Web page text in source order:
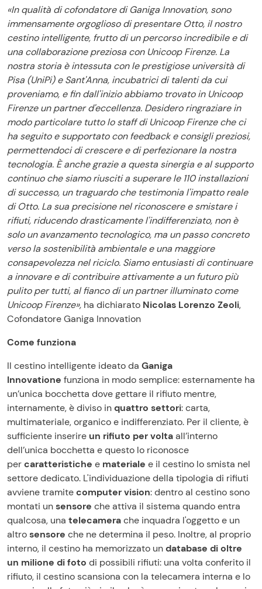
«In qualità di cofondatore di Ganiga Innovation, sono
immensamente orgoglioso di presentare Otto, il nostro
cestino intelligente, frutto di un percorso incredibile e di
una collaborazione preziosa con Unicoop Firenze. La
nostra storia è intessuta con le prestigiose università di
Pisa (UniPi) e Sant'Anna, incubatrici di talenti da cui
proveniamo, e fin dall'inizio abbiamo trovato in Unicoop
Firenze un partner d'eccellenza. Desidero ringraziare in
modo particolare tutto lo staff di Unicoop Firenze che ci
ha seguito e supportato con feedback e consigli preziosi,
permettendoci di crescere e di perfezionare la nostra
tecnologia. È anche grazie a questa sinergia e al supporto
continuo che siamo riusciti a superare le 110 installazioni
di successo, un traguardo che testimonia l'impatto reale
di Otto. La sua precisione nel riconoscere e smistare i
rifiuti, riducendo drasticamente l'indifferenziato, non è
solo un avanzamento tecnologico, ma un passo concreto
verso la sostenibilità ambientale e una maggiore
consapevolezza nel riciclo. Siamo entusiasti di continuare
a innovare e di contribuire attivamente a un futuro più
pulito per tutti, al fianco di un partner illuminato come
Unicoop Firenze», ha dichiarato Nicolas Lorenzo Zeoli,
Cofondatore Ganiga Innovation
Come funziona
Il cestino intelligente ideato da Ganiga
Innovatione funziona in modo semplice: esternamente ha
un’unica bocchetta dove gettare il rifiuto mentre,
internamente, è diviso inquattro settori: carta,
multimateriale, organico e indifferenziato. Per il cliente, è
sufficiente inserire un rifiuto per voltaall’interno
dell’unica bocchetta e questo lo riconosce
percaratteristiche e materiale e il cestino lo smista nel
settore dedicato. L'individuazione della tipologia di rifiuti
avviene tramitecomputer vision: dentro al cestino sono
montati unsensore che attiva il sistema quando entra
qualcosa, una telecamerache inquadra l'oggetto e un
altrosensore che ne determina il peso. Inoltre, al proprio
interno, il cestino ha memorizzato undatabase di oltre
un milione di foto di possibili rifiuti: una volta conferito il
rifiuto, il cestino scansiona con la telecamera interna e lo